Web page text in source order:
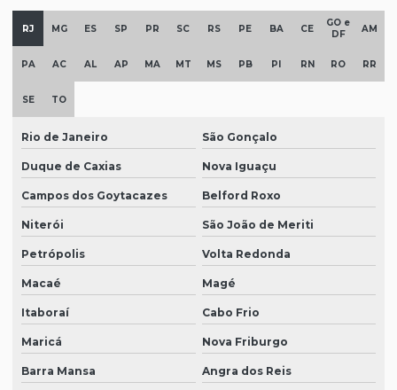
RJ MG ES SP PR SC RS PE BA CE
GO e
DF
AM
PA AC AL AP MA MT MS PB PI RN RO RR
SE TO
Rio de Janeiro São Gonçalo
Duque de Caxias Nova Iguaçu
Campos dos Goytacazes Belford Roxo
Niterói São João de Meriti
Petrópolis Volta Redonda
Macaé Magé
Itaboraí Cabo Frio
Maricá Nova Friburgo
Barra Mansa Angra dos Reis